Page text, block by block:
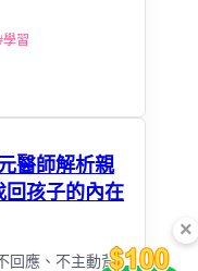
學習
醫師解析親
回孩子的內在
回應、不主動背
×